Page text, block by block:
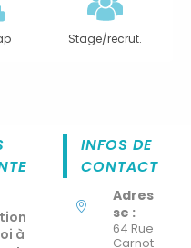
Stage/recrut.
à
INFOS DE
CONTACT
Adres
se :
64 Rue
Carnot